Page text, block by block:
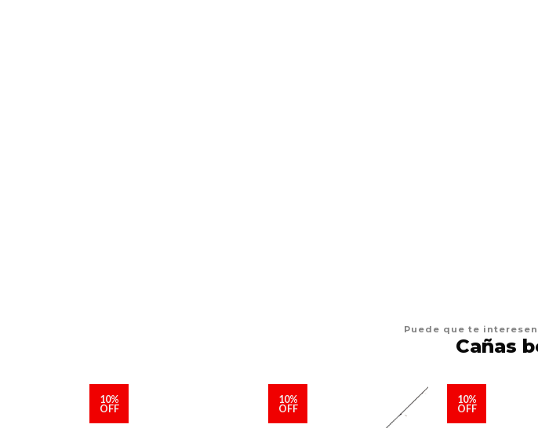
Puede que te
Cañas
10%
OFF
10%
OFF
10%
OFF